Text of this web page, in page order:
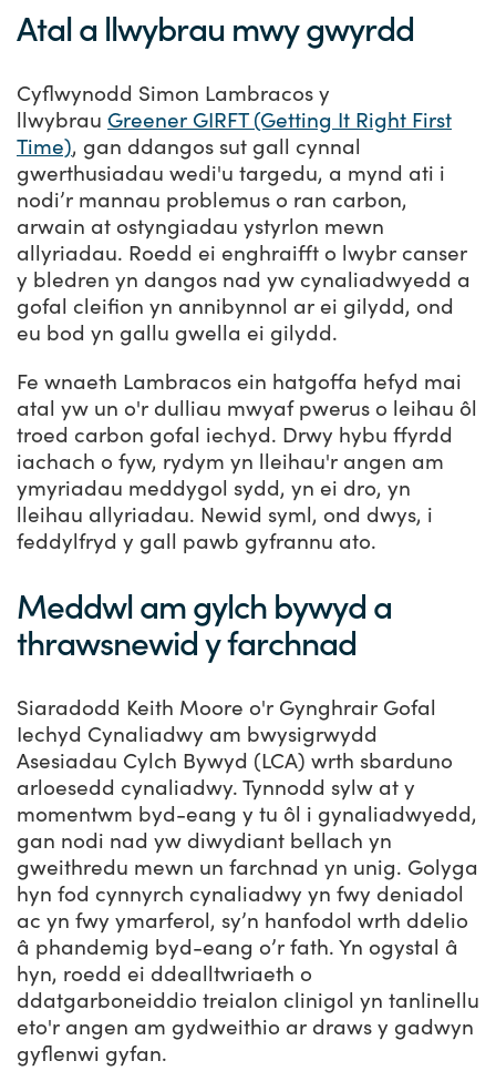
Atal a llwybrau mwy gwyrdd
Cyflwynodd Simon Lambracos y
llwybrau Greener GIRFT (Getting It Right First
Time), gan ddangos sut gall cynnal
gwerthusiadau wedi'u targedu, a mynd ati i
nodi’r mannau problemus o ran carbon,
arwain at ostyngiadau ystyrlon mewn
allyriadau. Roedd ei enghraifft o lwybr canser
y bledren yn dangos nad yw cynaliadwyedd a
gofal cleifion yn annibynnol ar ei gilydd, ond
eu bod yn gallu gwella ei gilydd.
Fe wnaeth Lambracos ein hatgoffa hefyd mai
atal yw un o'r dulliau mwyaf pwerus o leihau ôl
troed carbon gofal iechyd. Drwy hybu ffyrdd
iachach o fyw, rydym yn lleihau'r angen am
ymyriadau meddygol sydd, yn ei dro, yn
lleihau allyriadau. Newid syml, ond dwys, i
feddylfryd y gall pawb gyfrannu ato.
Meddwl am gylch bywyd a
thrawsnewid y farchnad
Siaradodd Keith Moore o'r Gynghrair Gofal
Iechyd Cynaliadwy am bwysigrwydd
Asesiadau Cylch Bywyd (LCA) wrth sbarduno
arloesedd cynaliadwy. Tynnodd sylw at y
momentwm byd-eang y tu ôl i gynaliadwyedd,
gan nodi nad yw diwydiant bellach yn
gweithredu mewn un farchnad yn unig. Golyga
hyn fod cynnyrch cynaliadwy yn fwy deniadol
ac yn fwy ymarferol, sy’n hanfodol wrth ddelio
â phandemig byd-eang o’r fath. Yn ogystal â
hyn, roedd ei ddealltwriaeth o
ddatgarboneiddio treialon clinigol yn tanlinellu
eto'r angen am gydweithio ar draws y gadwyn
gyflenwi gyfan.